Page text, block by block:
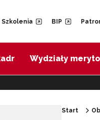
Szkolenia BIP
Wydziały
Start